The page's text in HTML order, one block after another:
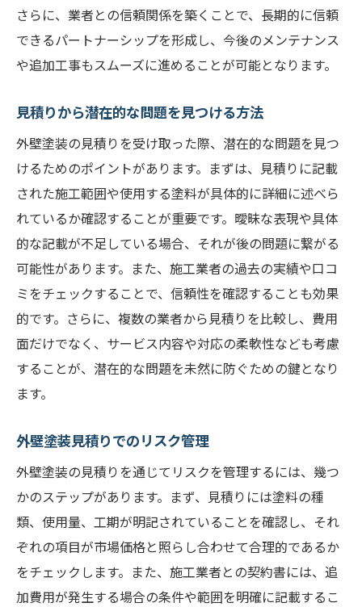
さらに、業者との信頼関係を築くことで、長期的に信頼
できるパートナーシップを形成し、今後のメンテナンス
や追加工事もスムーズに進めることが可能となります。
見積りから潜在的な問題を見つける方法
外壁塗装の見積りを受け取った際、潜在的な問題を見つ
けるためのポイントがあります。まずは、見積りに記載
された施工範囲や使用する塗料が具体的に詳細に述べら
れているか確認することが重要です。曖昧な表現や具体
的な記載が不足している場合、それが後の問題に繋がる
可能性があります。また、施工業者の過去の実績や口コ
ミをチェックすることで、信頼性を確認することも効果
的です。さらに、複数の業者から見積りを比較し、費用
面だけでなく、サービス内容や対応の柔軟性なども考慮
することが、潜在的な問題を未然に防ぐための鍵となり
ます。
外壁塗装見積りでのリスク管理
外壁塗装の見積りを通じてリスクを管理するには、幾つ
かのステップがあります。まず、見積りには塗料の種
類、使用量、工期が明記されていることを確認し、それ
ぞれの項目が市場価格と照らし合わせて合理的であるか
をチェックします。また、施工業者との契約書には、追
加費用が発生する場合の条件や範囲を明確に記載するこ